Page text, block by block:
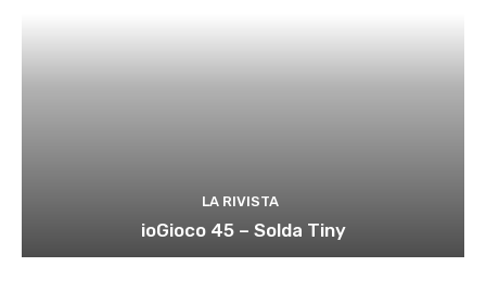
LA RIVISTA
ioGioco 45 – Solda Tiny